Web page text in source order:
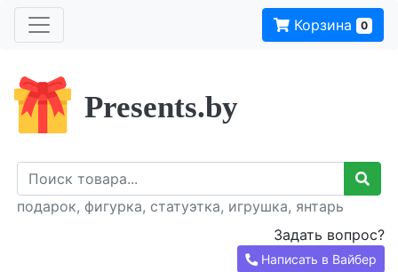
Корзина 0
Presents.by
подарок, фигурка, статуэтка, игрушка, янтарь
Задать вопрос?
Написать в Вайбер